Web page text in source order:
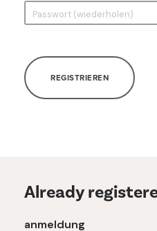
REGISTRIEREN
Already
anmeldung